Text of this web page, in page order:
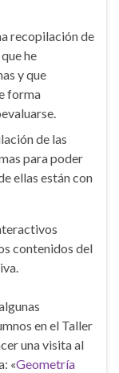
recopilación de
he
y que
forma
de las
para poder
ellas están con
contenidos del
en el Taller
una visita al
«Geometría